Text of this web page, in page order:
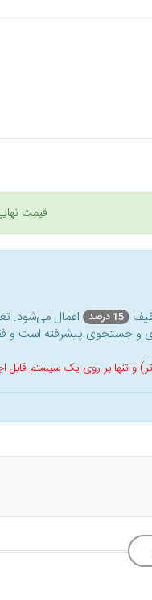
قیمت
15 درصد
اعمال می‌شود.
و جستجوی پیشرفته است و
و تنها بر روی یک سیستم قابل